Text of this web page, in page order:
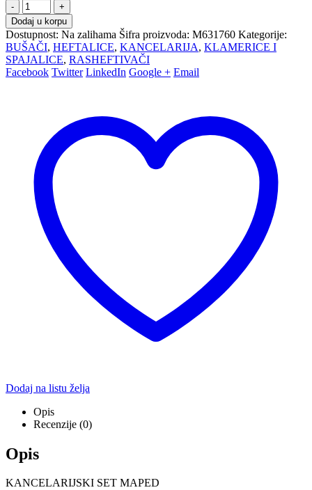
-
+
Dodaj u korpu
Dostupnost: Na zalihama Šifra proizvoda: M631760 Kategorije:
BUŠAČI, HEFTALICE, KANCELARIJA, KLAMERICE I
SPAJALICE, RASHEFTIVAČI
Facebook Twitter LinkedIn Google + Email
Dodaj na listu želja
Opis
Recenzije (0)
Opis
KANCELARIJSKI SET MAPED